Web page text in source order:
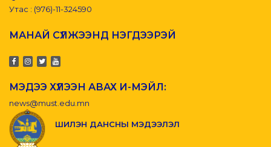
Утас : (976)-11-324590
МАНАЙ СҮЛЖЭЭНД НЭГДЭЭРЭЙ
МЭДЭЭ ХҮЛЭЭН АВАХ И-МЭЙЛ:
news@must.edu.mn
ШИЛЭН ДАНСНЫ МЭДЭЭЛЭЛ